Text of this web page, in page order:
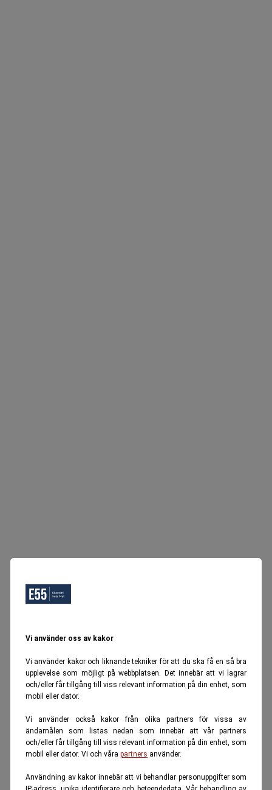
Vi använder oss av kakor
Vi använder kakor och liknande tekniker för att du ska få en så bra
upplevelse som möjligt på webbplatsen. Det innebär att vi lagrar
och/eller får tillgång till viss relevant information på din enhet, som
mobil eller dator.
Vi använder också kakor från olika partners för vissa av
ändamålen som listas nedan som innebär att vår partners
och/eller får tillgång till viss relevant information på din enhet, som
mobil eller dator. Vi och våra partners använder.
Användning av kakor innebär att vi behandlar personuppgifter som